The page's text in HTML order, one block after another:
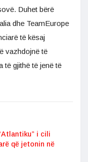
Duhet bërë
dhe TeamEurope
të kësaj
vazhdojnë të
të gjithë të jenë të
i cili
që jetonin në